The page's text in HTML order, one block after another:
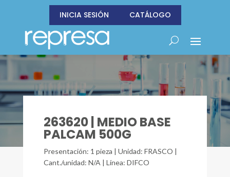
INICIA SESIÓN CATÁLOGO
263620 | MEDIO BASE
PALCAM 500G
Presentación: 1 pieza | Unidad: FRASCO |
Cant./unidad: N/A | Línea: DIFCO